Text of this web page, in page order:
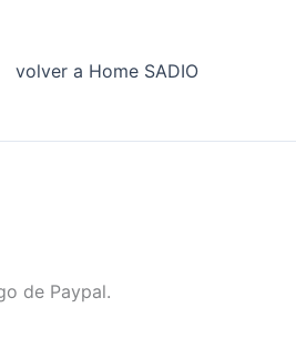
volver a Home SADIO
de Paypal.